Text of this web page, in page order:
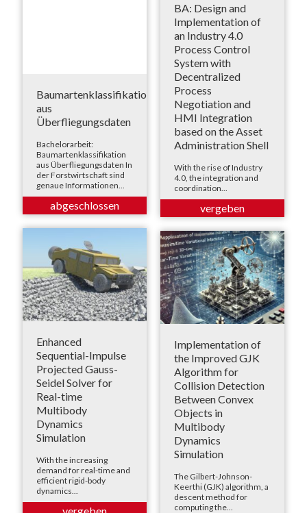
BA: Design and
Implementation of
an Industry 4.0
Process Control
System with
Decentralized
Process
Negotiation and
HMI Integration
based on the Asset
Administration Shell
With the rise of Industry
4.0, the integration and
coordination...
Baumartenklassifikation
aus
Überfliegungsdaten
Bachelorarbeit:
Baumartenklassifikation
aus Überfliegungsdaten In
der Forstwirtschaft sind
genaue Informationen...
Enhanced
Sequential-Impulse
Projected Gauss-
Seidel Solver for
Real-time
Multibody
Dynamics
Simulation
With the increasing
demand for real-time and
efficient rigid-body
dynamics...
Implementation of
the Improved GJK
Algorithm for
Collision Detection
Between Convex
Objects in
Multibody
Dynamics
Simulation
The Gilbert-Johnson-
Keerthi (GJK) algorithm, a
descent method for
computing the...